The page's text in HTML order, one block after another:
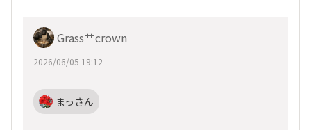
Grass艹crown
2026/06/05 19:12
まっさん